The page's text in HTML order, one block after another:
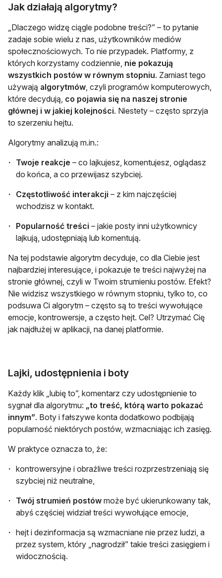
Jak działają algorytmy?
„Dlaczego widzę ciągle podobne treści?” – to pytanie
zadaje sobie wielu z nas, użytkowników mediów
społecznościowych. To nie przypadek. Platformy, z
których korzystamy codziennie, nie pokazują
wszystkich postów w równym stopniu. Zamiast tego
używają algorytmów , czyli programów komputerowych,
które decydują, co pojawia się na naszej stronie
głównej i w jakiej kolejności. Niestety – często sprzyja
to szerzeniu hejtu.
Algorytmy analizują m.in.:
Twoje reakcje – co lajkujesz, komentujesz, oglądasz
do końca, a co przewijasz szybciej.
Częstotliwość interakcji – z kim najczęściej
wchodzisz w kontakt.
Popularność treści – jakie posty inni użytkownicy
lajkują, udostępniają lub komentują.
Na tej podstawie algorytm decyduje, co dla Ciebie jest
najbardziej interesujące, i pokazuje te treści najwyżej na
stronie głównej, czyli w Twoim strumieniu postów. Efekt?
Nie widzisz wszystkiego w równym stopniu, tylko to, co
podsuwa Ci algorytm – często są to treści wywołujące
emocje, kontrowersje, a często hejt. Cel? Utrzymać Cię
jak najdłużej w aplikacji, na danej platformie.
Lajki, udostępnienia i boty
Każdy klik „lubię to”, komentarz czy udostępnienie to
sygnał dla algorytmu: „to treść, którą warto pokazać
innym”. Boty i fałszywe konta dodatkowo podbijają
popularność niektórych postów, wzmacniając ich zasięg.
W praktyce oznacza to, że:
kontrowersyjne i obraźliwe treści rozprzestrzeniają się
szybciej niż neutralne,
Twój strumień postów może być ukierunkowany tak,
abyś częściej widział treści wywołujące emocje,
hejt i dezinformacja są wzmacniane nie przez ludzi, a
przez system, który „nagrodził” takie treści zasięgiem i
widocznością.